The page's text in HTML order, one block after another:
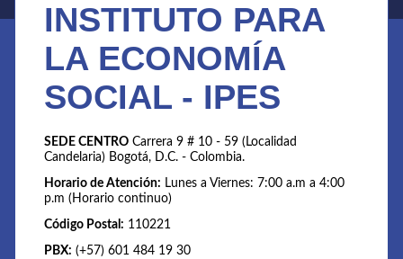
INSTITUTO PARA
LA ECONOMÍA
SOCIAL - IPES
SEDE CENTRO Carrera 9 # 10 - 59 (Localidad
Candelaria) Bogotá, D.C. - Colombia.
Horario de Atención: Lunes a Viernes: 7:00 a.m a 4:00
p.m (Horario continuo)
Código Postal: 110221
PBX: (+57) 601 484 19 30